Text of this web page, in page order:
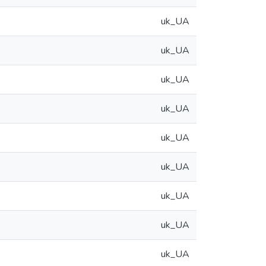
uk_UA
uk_UA
uk_UA
uk_UA
uk_UA
uk_UA
uk_UA
uk_UA
uk_UA